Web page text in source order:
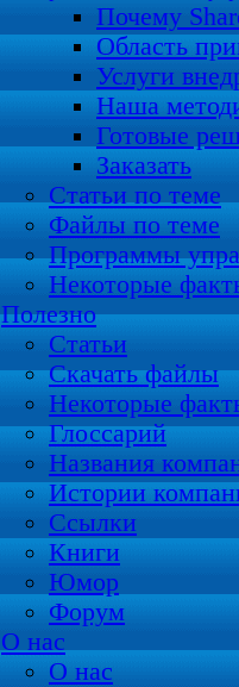
Почему
Область
Услуги
Наша
Готовые
Заказать
Статьи по теме
Файлы по теме
Программы
Некоторые
Полезно
Статьи
Скачать файлы
Некоторые
Глоссарий
Названия
Истории
Ссылки
Книги
Юмор
Форум
О нас
О нас